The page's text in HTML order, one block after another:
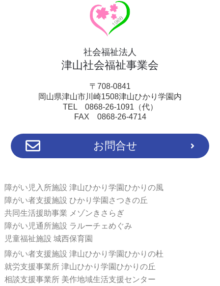
社会福祉法人
津山社会福祉事業会
〒708-0841
岡山県津山市川崎1508津山ひかり学園内
TEL 0868-26-1091（代）
FAX 0868-26-4714
お問合せ
障がい児入所施設 津山ひかり学園ひかりの風
障がい者支援施設 ひかり学園さつきの丘
共同生活援助事業 メゾンきさらぎ
障がい児通所施設 ラルーチェめぐみ
児童福祉施設 城西保育園
障がい者支援施設 津山ひかり学園ひかりの杜
就労支援事業所 津山ひかり学園ひかりの丘
相談支援事業所 美作地域生活支援センター